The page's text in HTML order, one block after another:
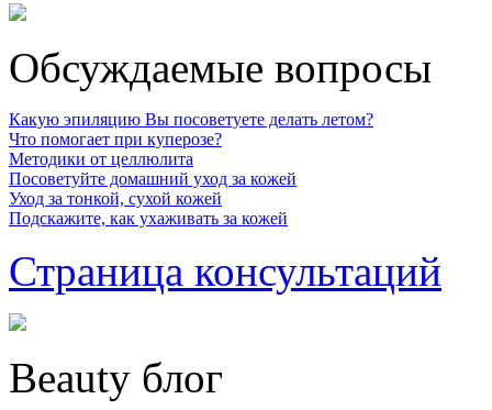
Обсуждаемые вопросы
Какую эпиляцию Вы посоветуете делать летом?
Что помогает при куперозе?
Методики от целлюлита
Посоветуйте домашний уход за кожей
Уход за тонкой, сухой кожей
Подскажите, как ухаживать за кожей
Страница консультаций
Beauty блог